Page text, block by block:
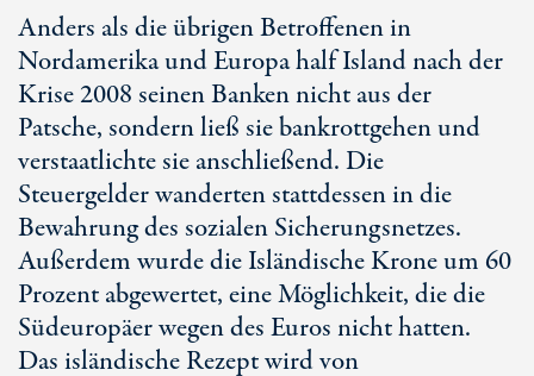
Anders als die übrigen Betroffenen in
Nordamerika und Europa half Island nach der
Krise 2008 seinen Banken nicht aus der
Patsche, sondern ließ sie bankrottgehen und
verstaatlichte sie anschließend. Die
Steuergelder wanderten stattdessen in die
Bewahrung des sozialen Sicherungsnetzes.
Außerdem wurde die Isländische Krone um 60
Prozent abgewertet, eine Möglichkeit, die die
Südeuropäer wegen des Euros nicht hatten.
Das isländische Rezept wird von